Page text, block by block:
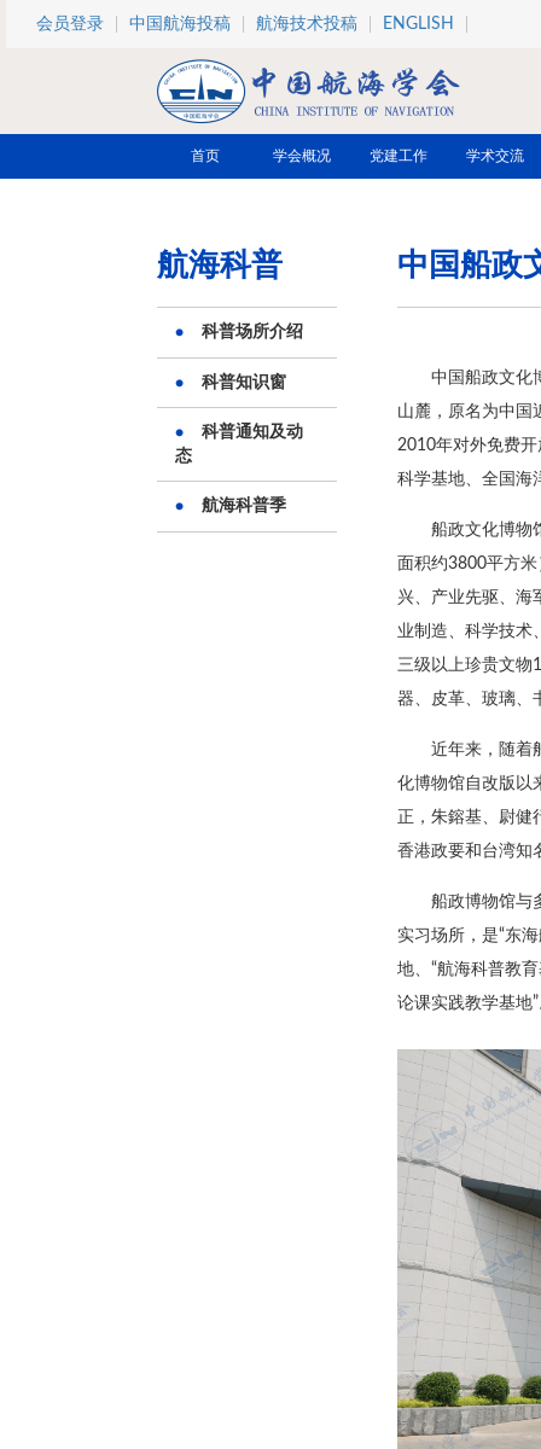
跳转到主要内容
会员登录 中国航海投稿 航海技术投稿 ENGLISH
首页 学会概况 党建工作 学术交流
航海科普
科普场所介绍
科普知识窗
科普通知及动
态
航海科普季
中国船政
中国船政文化
山麓，原名为中国
2010年对外免费
科学基地、全国海
船政文化博物
面积约3800平方
兴、产业先驱、海
业制造、科学技术
三级以上珍贵文物
器、皮革、玻璃、
近年来，随着
化博物馆自改版以
正，朱鎔基、尉健
香港政要和台湾知
船政博物馆与
实习场所，是“东
地、“航海科普教
论课实践教学基地